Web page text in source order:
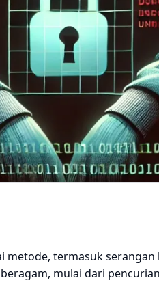
metode, termasuk
mulai dari